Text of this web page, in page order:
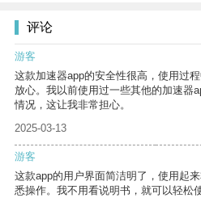
评论
游客
这款加速器app的安全性很高，使用过
放心。我以前使用过一些其他的加速器
情况，这让我非常担心。
2025-03-13
游客
这款app的用户界面简洁明了，使用起
悉操作。我不用看说明书，就可以轻松